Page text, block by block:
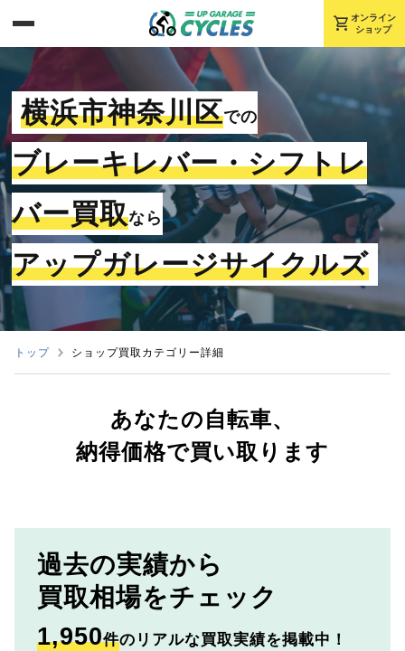
shopping_cart オンライン
ショップ
横浜市神奈川区での
ブレーキレバー・シフトレ
バー買取なら
アップガレージサイクルズ
トップ ショップ買取カテゴリー詳細
あなたの自転車、
納得価格で買い取ります
過去の実績から
買取相場をチェック
1,950件のリアルな買取実績を掲載中！